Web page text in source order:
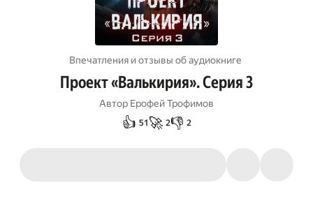
Впечатления и отзывы об aудиокниге
Проект «Валькирия». Серия 3
Автор Ерофей Трофимов
👍 51 🚀 2👎 2